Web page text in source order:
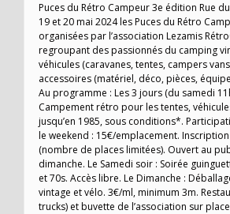
Puces du Rétro Campeur 3e édition Rue
19 et 20 mai 2024 les Puces du Rétro
organisées par l’association Lezamis
regroupant des passionnés du camping
véhicules (caravanes, tentes, campers
accessoires (matériel, déco, pièces,
Au programme : Les 3 jours (du samedi
Campement rétro pour les tentes,
jusqu’en 1985, sous conditions*.
le weekend : 15€/emplacement.
(nombre de places limitées). Ouvert au
dimanche. Le Samedi soir : Soirée
et 70s. Accès libre. Le Dimanche :
vintage et vélo. 3€/ml, minimum 3m.
trucks) et buvette de l’association sur